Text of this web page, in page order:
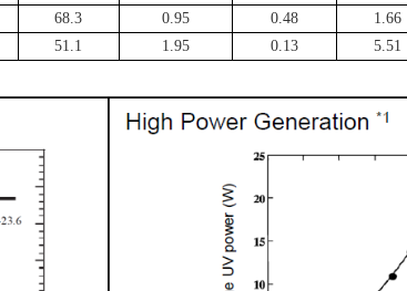
68.3 0.95 0.48
1.66
51.1 1.95 0.13
5.51